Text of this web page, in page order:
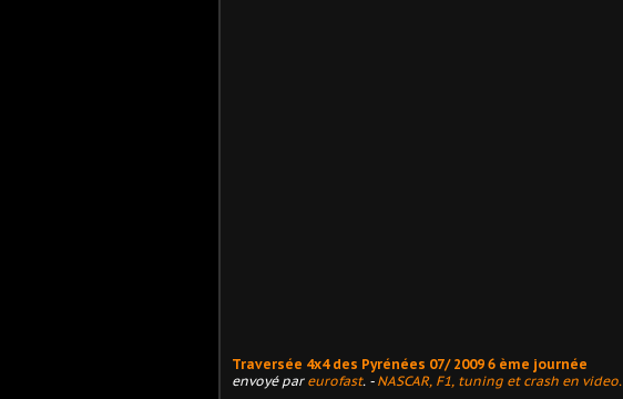
Traversée 4x4 des Pyrénées 07/ 2009 6 ème journée
envoyé par eurofast. - NASCAR, F1, tuning et crash en video.